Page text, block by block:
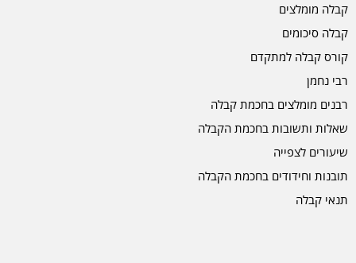
קבלה מומלצים
קבלה סיכומים
קורס קבלה למתקדם
רבי נחמן
רבנים מומלצים בחכמת קבלה
שאלות ותשובות בחכמת הקבלה
שיעורים לצפייה
תובנות וחידודים בחכמת הקבלה
תנאי קבלה